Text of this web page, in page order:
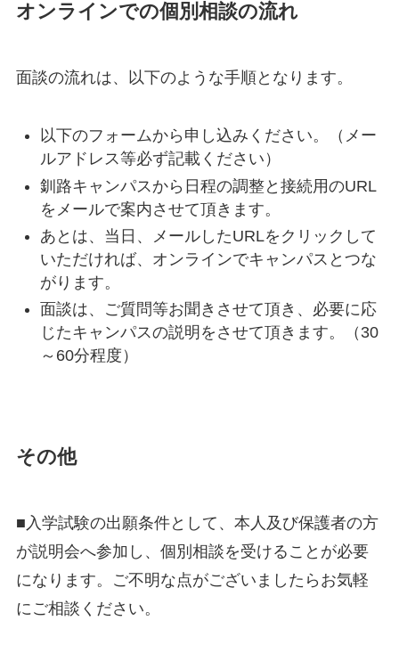
オンラインでの個別相談の流れ
面談の流れは、以下のような手順となります。
以下のフォームから申し込みください。（メー
ルアドレス等必ず記載ください）
釧路キャンパスから日程の調整と接続用のURL
をメールで案内させて頂きます。
あとは、当日、メールしたURLをクリックして
いただければ、オンラインでキャンパスとつな
がります。
面談は、ご質問等お聞きさせて頂き、必要に応
じたキャンパスの説明をさせて頂きます。（30
～60分程度）
その他
■入学試験の出願条件として、本人及び保護者の方
が説明会へ参加し、個別相談を受けることが必要
になります。ご不明な点がございましたらお気軽
にご相談ください。